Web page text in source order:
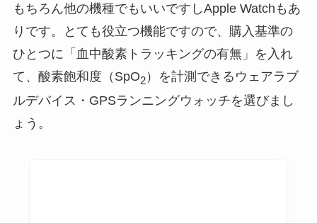
もちろん他の機種でもいいですしApple Watchもあ
りです。とても役立つ機能ですので、購入基準の
ひとつに「血中酸素トラッキングの有無」を入れ
て、酸素飽和度（SpO2）を計測できるウェアラブ
ルデバイス・GPSランニングウォッチを選びまし
ょう。